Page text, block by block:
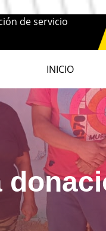
de servicio
INICIO